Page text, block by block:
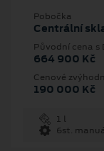
Pobočka
Centrální
Původní cena s
664 900 Kč
Cenové
190 000 Kč
1 l
6st.